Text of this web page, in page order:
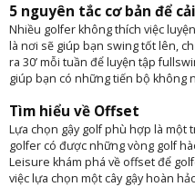
5 nguyên tắc cơ bản để
Nhiều golfer không thích việc
là nơi sẽ giúp bạn swing tốt lên,
ra 30’ mỗi tuần để luyện tập
giúp bạn có những tiến bộ không
Tìm hiểu về Offset
Lựa chọn gậy golf phù hợp là
golfer có được những vòng golf
Leisure khám phá về offset để
việc lựa chọn một cây gậy hoàn